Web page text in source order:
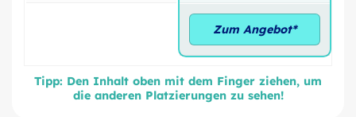
Zum Angebot*
Tipp: Den Inhalt oben mit dem Finger ziehen, um
die anderen Platzierungen zu sehen!